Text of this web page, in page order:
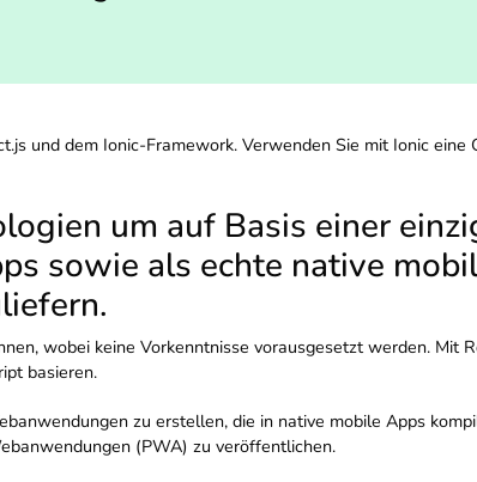
und dem Ionic-Framework. Verwenden Sie mit Ionic eine
um auf Basis einer
sowie als echte native
wobei keine Vorkenntnisse vorausgesetzt werden. Mit
basieren.
zu erstellen, die in native mobile Apps
(PWA) zu veröffentlichen.